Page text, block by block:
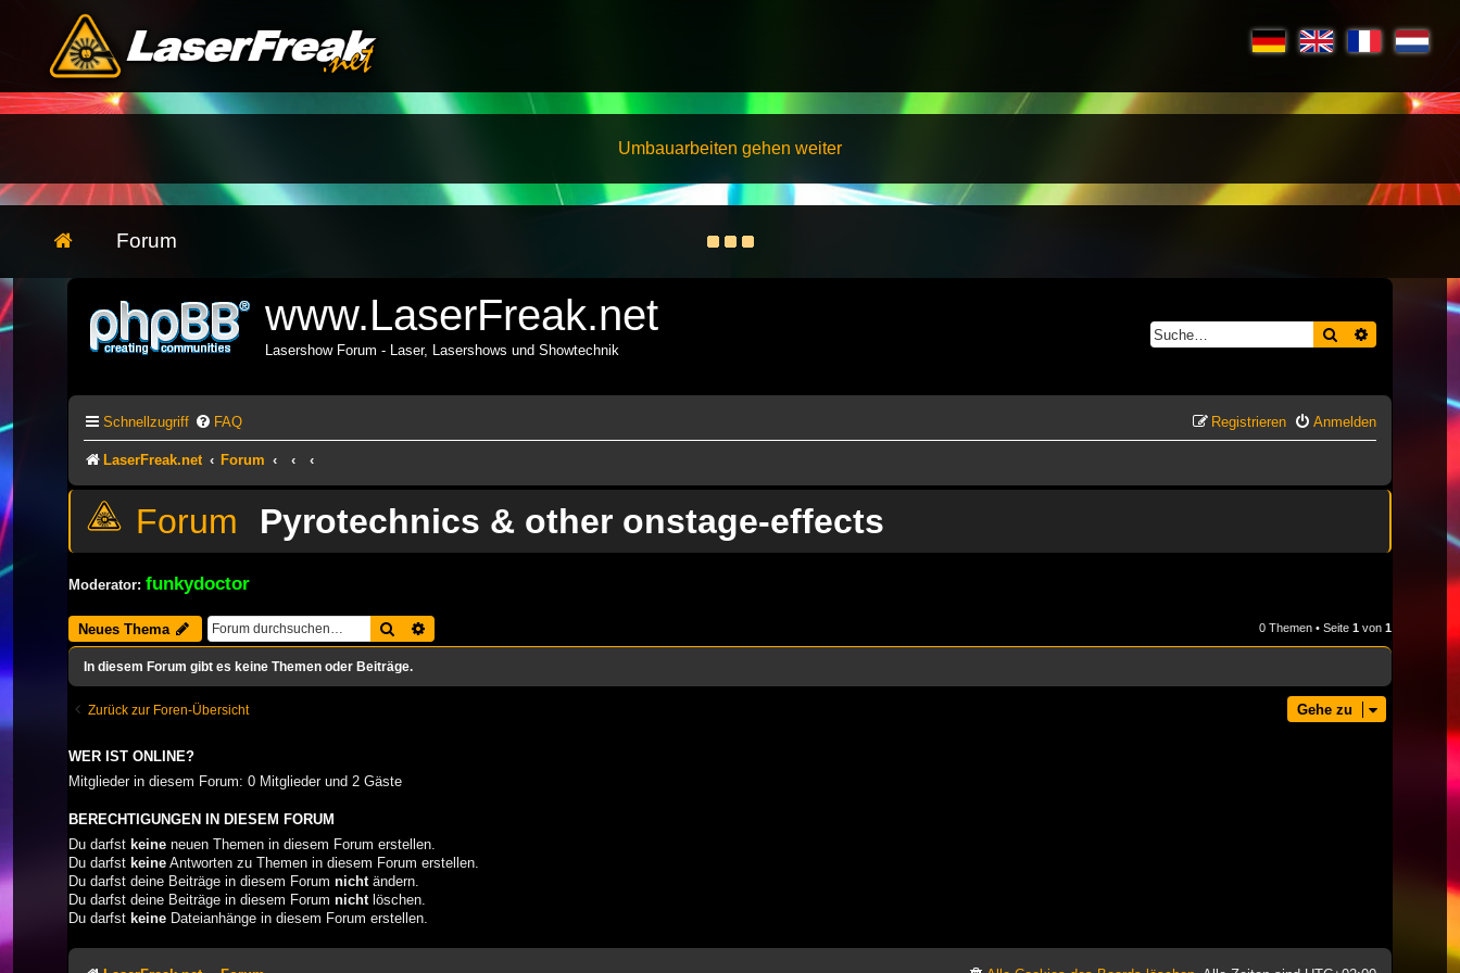
Umbauarbeiten gehen weiter
Forum
www.LaserFreak.net
Lasershow Forum - Laser, Lasershows und Showtechnik
Suche
Schnellzugriff FAQ Anmelden
Registrieren
LaserFreak.net Forum
Pyrotechnics & other onstage-effects
Moderator: funkydoctor
Neues Thema Suche 0 Themen • Seite 1 von 1
In diesem Forum gibt es keine Themen oder Beiträge.
Zurück zur Foren-Übersicht Gehe zu
WER IST ONLINE?
Mitglieder in diesem Forum: 0 Mitglieder und 2 Gäste
BERECHTIGUNGEN IN DIESEM FORUM
Du darfst keine neuen Themen in diesem Forum erstellen.
Du darfst keine Antworten zu Themen in diesem Forum erstellen.
Du darfst deine Beiträge in diesem Forum nicht ändern.
Du darfst deine Beiträge in diesem Forum nicht löschen.
Du darfst keine Dateianhänge in diesem Forum erstellen.